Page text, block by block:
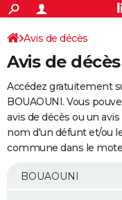
ACTUALITÉS
Politique
Société
Faits Divers
Education
Monde
Villes
+
SPORT
Coupe du monde 2026
Football
Tennis
Cyclisme
Rugby
Forum
Programme TV
TNT
Streaming
Cinéma
Sorties cinéma
Musique
+
FINANCE
Retraite
Epargne
Immobilier
Risques naturels par ville
Banque
Assurance
AUTO
Essais
Réserver un essai
Citadines
Berlines
SUV
Forum auto
+
Mobiles
Meilleur smartphone
Internet
Ordinateurs
Jeux vidéo
Guide high-tech
Avis de décès
Avis de
Accédez gratuitement
BOUAOUNI. Vous
avis de décès ou un
nom d'un défunt et/ou
commune dans le